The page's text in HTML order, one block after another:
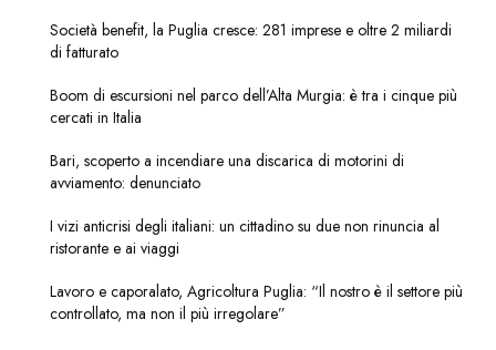
Società benefit, la Puglia cresce: 281 imprese e oltre 2 miliardi
di fatturato
Boom di escursioni nel parco dell’Alta Murgia: è tra i cinque più
cercati in Italia
Bari, scoperto a incendiare una discarica di motorini di
avviamento: denunciato
I vizi anticrisi degli italiani: un cittadino su due non rinuncia al
ristorante e ai viaggi
Lavoro e caporalato, Agricoltura Puglia: “Il nostro è il settore più
controllato, ma non il più irregolare”